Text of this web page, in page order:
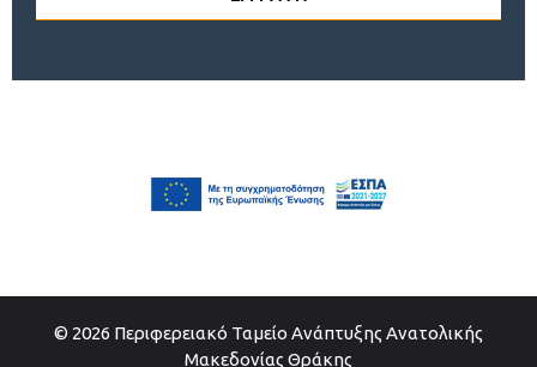
© 2026 Περιφερειακό Ταμείο Ανάπτυξης Ανατολικής
Μακεδονίας Θράκης